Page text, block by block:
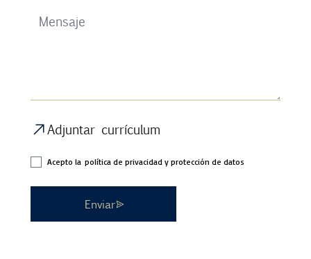
Adjuntar currículum
Acepto la política de privacidad y protección de datos
Enviar